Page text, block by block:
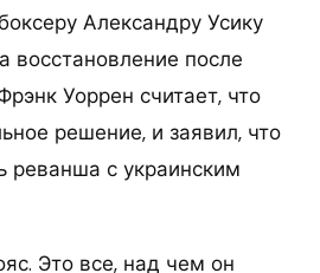
Александру Усику
восстановление после
Уоррен считает, что
решение, и заявил, что
реванша с украинским
Это все, над чем он